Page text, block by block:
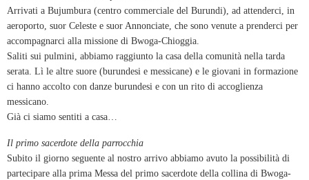
Arrivati a Bujumbura (centro commerciale del Burundi), ad attenderci, in
aeroporto, suor Celeste e suor Annonciate, che sono venute a prenderci per
accompagnarci alla missione di Bwoga-Chioggia.
Saliti sui pulmini, abbiamo raggiunto la casa della comunità nella tarda
serata. Lì le altre suore (burundesi e messicane) e le giovani in formazione
ci hanno accolto con danze burundesi e con un rito di accoglienza
messicano.
Già ci siamo sentiti a casa…
Il primo sacerdote della parrocchia
Subito il giorno seguente al nostro arrivo abbiamo avuto la possibilità di
partecipare alla prima Messa del primo sacerdote della collina di Bwoga-